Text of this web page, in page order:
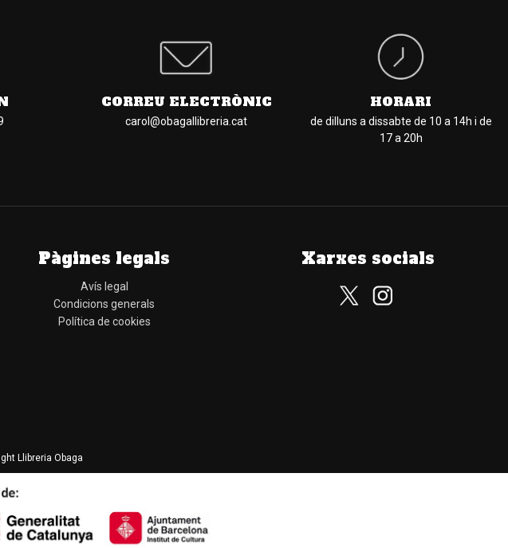
CORREU ELECTRÒNIC
carol@obagallibreria.cat
HORARI
de dilluns a dissabte de 10 a 14h i de
17 a 20h
Pàgines legals
Avís legal
Condicions generals
Política de cookies
Xarxes socials
Llibreria Obaga
He llegit, comprenc i accepto la